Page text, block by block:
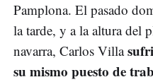
Pamplona. El pasado
la tarde, y a la altura del
navarra, Carlos Villa
su mismo puesto de